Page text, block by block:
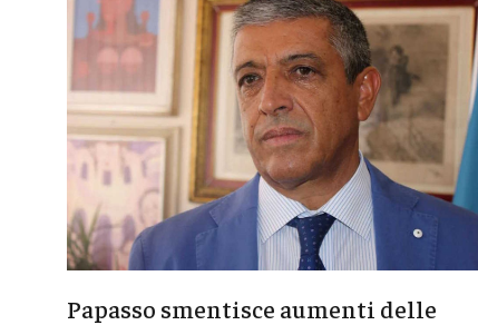
Papasso smentisce aumenti delle